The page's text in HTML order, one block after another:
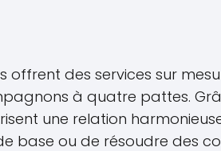
offrent des services sur
à quatre pattes.
une relation
base ou de résoudre des